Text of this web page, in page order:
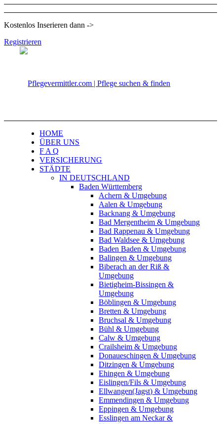
Kostenlos Inserieren dann ->
Registrieren
HOME
ÜBER UNS
F A Q
VERSICHERUNG
STÄDTE
IN DEUTSCHLAND
Baden Württemberg
Achern & Umgebung
Aalen & Umgebung
Backnang & Umgebung
Bad Mergentheim & Umgebung
Bad Rappenau & Umgebung
Bad Waldsee & Umgebung
Baden Baden & Umgebung
Balingen & Umgebung
Biberach an der Riß &
Umgebung
Bietigheim-Bissingen &
Umgebung
Böblingen & Umgebung
Bretten & Umgebung
Bruchsal & Umgebung
Bühl & Umgebung
Calw & Umgebung
Crailsheim & Umgebung
Donaueschingen & Umgebung
Ditzingen & Umgebung
Ehingen & Umgebung
Eislingen/Fils & Umgebung
Ellwangen(Jagst) & Umgebung
Emmendingen & Umgebung
Eppingen & Umgebung
Esslingen am Neckar &